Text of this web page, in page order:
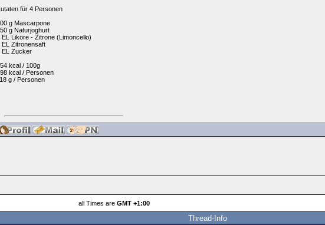
für 4 Personen
g Mascarpone
g Naturjoghurt
EL Liköre - Zitrone (Limoncello)
EL Zitronensaft
EL Zucker
kcal / 100g
kcal / Personen
g / Personen
all Times are GMT +1:00
Thread-Info